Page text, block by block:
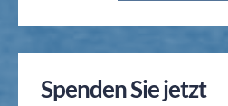
Spenden Sie jetzt